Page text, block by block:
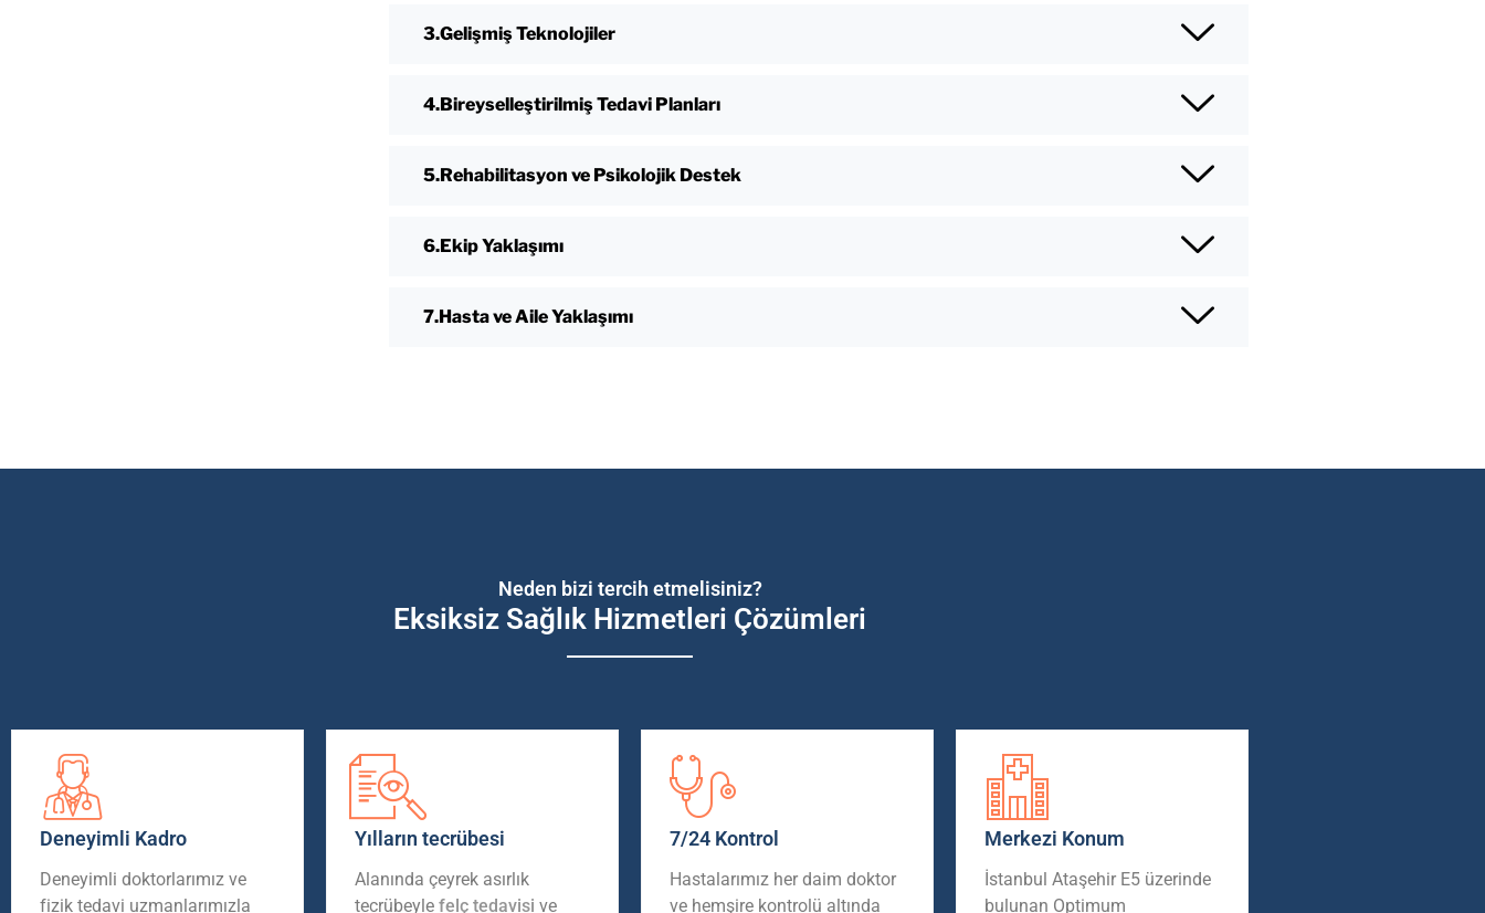
Gelişmiş Teknolojiler
Bireyselleştirilmiş Tedavi Planları
Rehabilitasyon ve Psikolojik Destek
Ekip Yaklaşımı
Hasta ve Aile Yaklaşımı
Neden bizi tercih etmelisiniz?
Eksiksiz Sağlık Hizmetleri Çözümleri
Deneyimli Kadro
Deneyimli doktorlarımız ve
fizik tedavi uzmanlarımızla
Yılların tecrübesi
Alanında çeyrek asırlık
tecrübeyle felç tedavisi ve
7/24 Kontrol
Hastalarımız her daim doktor
ve hemşire kontrolü altında
Merkezi Konum
İstanbul Ataşehir E5 üzerinde
bulunan Optimum